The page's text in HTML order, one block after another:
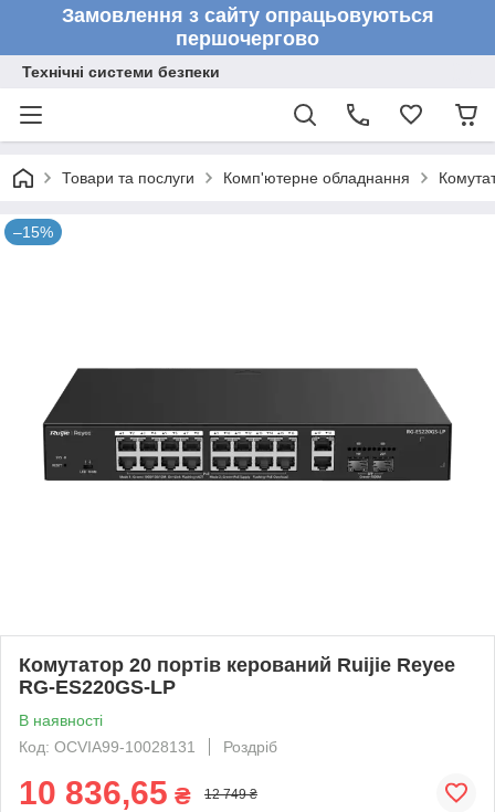
Замовлення з сайту опрацьовуються
першочергово
Технічні системи безпеки
Товари та послуги Комп'ютерне обладнання
–15%
Комутатор 20 портів керований Ruijie Reyee
RG-ES220GS-LP
В наявності
Код: OCVIA99-10028131
Роздріб
10 836,65 ₴ 12 749 ₴